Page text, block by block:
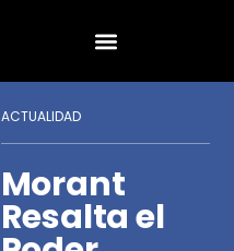
ACTUALIDAD
Morant
Resalta el